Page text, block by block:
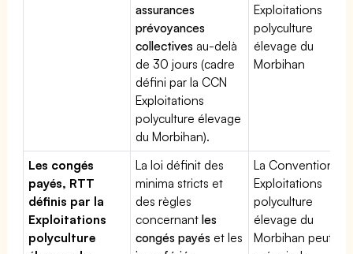
assurances
prévoyances
collectives au-delà
de 30 jours (cadre
défini par la CCN
Exploitations
polyculture élevage
du Morbihan).
Exploitations
polyculture
élevage du
Morbihan
Les congés
payés, RTT
définis par la
Exploitations
polyculture
La loi définit des
minima stricts et
des règles
concernantles
congés payés et les
La Convention
Exploitations
polyculture
élevage du
Morbihan peut